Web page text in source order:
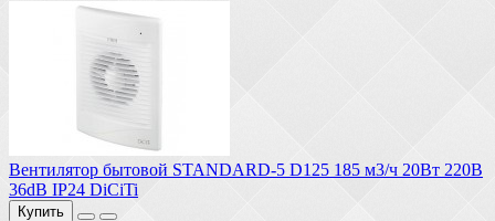
Вентилятор бытовой STANDARD-5 D125 185 м3/ч 20Вт 220В
36dB IP24 DiCiTi
Купить